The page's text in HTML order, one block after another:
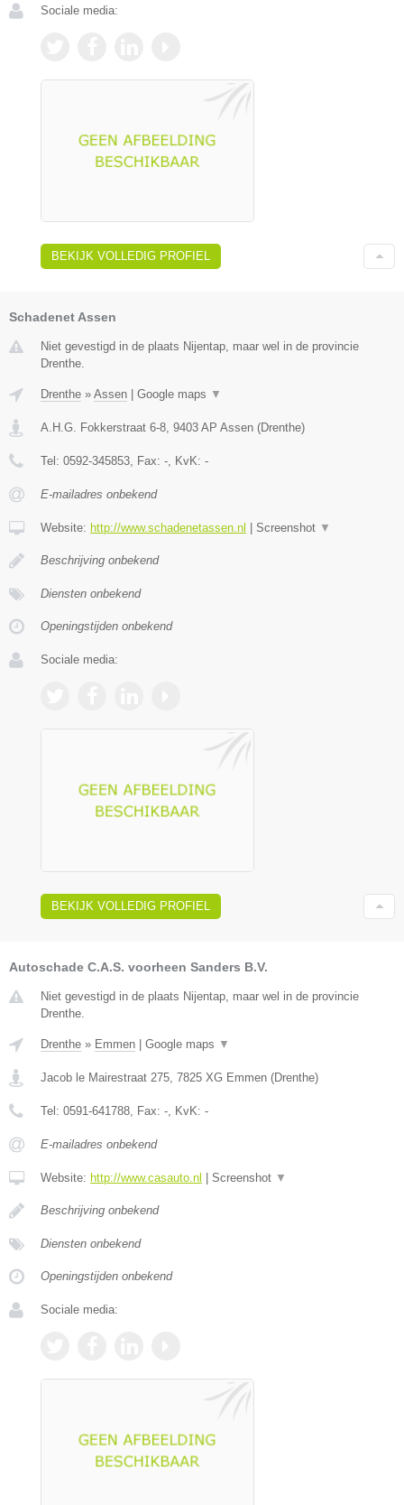
Sociale media:
BEKIJK VOLLEDIG PROFIEL
Schadenet Assen
Niet gevestigd in de plaats Nijentap, maar wel in de provincie
Drenthe.
Drenthe » Assen Google maps ▼
A.H.G. Fokkerstraat 6-8, 9403 AP Assen (Drenthe)
Tel: 0592-345853, Fax: -, KvK: -
E-mailadres onbekend
Website: http://www.schadenetassen.nl Screenshot ▼
Beschrijving onbekend
Diensten onbekend
Openingstijden onbekend
Sociale media:
BEKIJK VOLLEDIG PROFIEL
Autoschade C.A.S. voorheen Sanders B.V.
Niet gevestigd in de plaats Nijentap, maar wel in de provincie
Drenthe.
Drenthe » Emmen Google maps ▼
Jacob le Mairestraat 275 7825 XG Emmen (Drenthe)
Tel: 0591-641788 , Fax: - , KvK: -
E-mailadres onbekend
Website: http://www.casauto.nl Screenshot ▼
Beschrijving onbekend
Diensten onbekend
Openingstijden onbekend
Sociale media: